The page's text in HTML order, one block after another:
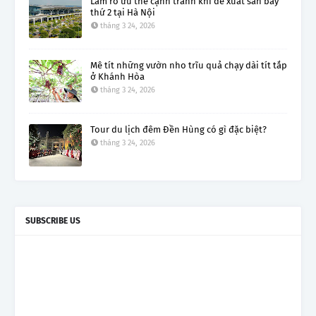
thứ 2 tại Hà Nội
tháng 3 24, 2026
Mê tít những vườn nho trĩu quả chạy dài tít tắp
ở Khánh Hòa
tháng 3 24, 2026
Tour du lịch đêm Đền Hùng có gì đặc biệt?
tháng 3 24, 2026
SUBSCRIBE US